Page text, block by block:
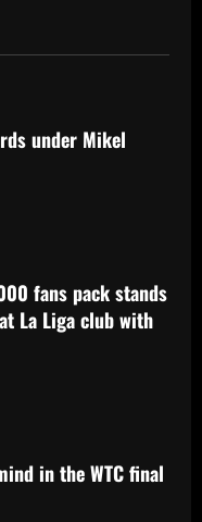
under Mikel
fans pack stands
La Liga club with
in the WTC final